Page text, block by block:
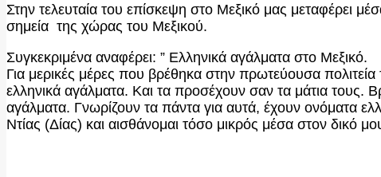
Στην τελευταία του επίσκεψη στο Μεξικό μας
σημεία της χώρας του Μεξικού.
Συγκεκριμένα αναφέρει: ” Ελληνικά αγάλματα στο Μεξικό.
Για μερικές μέρες που βρέθηκα στην πρωτεύουσα
ελληνικά αγάλματα. Και τα προσέχουν σαν τα μάτια
αγάλματα. Γνωρίζουν τα πάντα για αυτά, έχουν ονόματα
Ντίας (Δίας) και αισθάνομαι τόσο μικρός μέσα στον δικό